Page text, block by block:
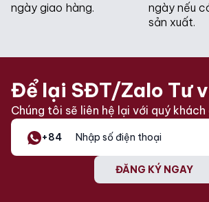
ngày giao hàng.
ngày nếu
sản xuất.
Để lại SĐT/Zalo Tư
Chúng tôi sẽ liên hệ lại với quý
+84
ĐĂNG KÝ NGAY